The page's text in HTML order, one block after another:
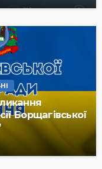
Борщагівської